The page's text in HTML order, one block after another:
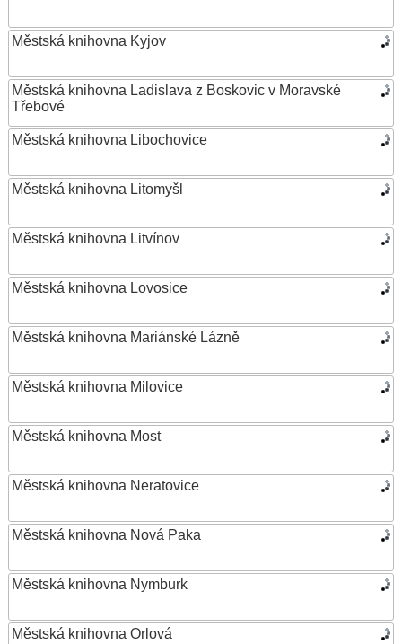
Městská knihovna Kyjov
Městská knihovna Ladislava z Boskovic v Moravské
Třebové
Městská knihovna Libochovice
Městská knihovna Litomyšl
Městská knihovna Litvínov
Městská knihovna Lovosice
Městská knihovna Mariánské Lázně
Městská knihovna Milovice
Městská knihovna Most
Městská knihovna Neratovice
Městská knihovna Nová Paka
Městská knihovna Nymburk
Městská knihovna Orlová